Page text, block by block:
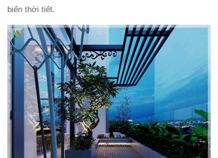
biến thời tiết.